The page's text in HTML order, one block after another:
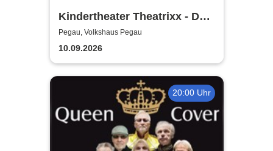
Kindertheater Theatrixx - Das
Neinhorn und der Geburtstag
Pegau, Volkshaus Pegau
10.09.2026
20:00 Uhr